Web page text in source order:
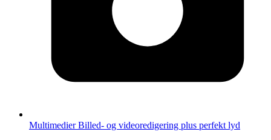
MultimedierBilled- og videoredigering plus perfekt lyd